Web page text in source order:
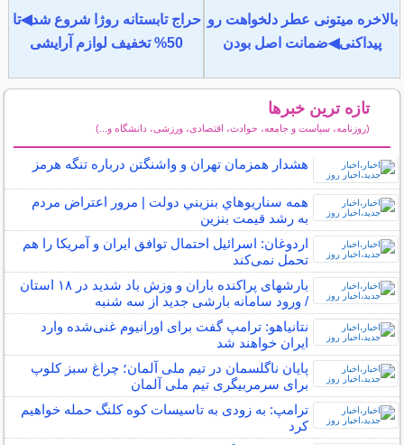
بالاخره میتونی عطر دلخواهت رو
پیداکنی◀ضمانت اصل بودن
حراج تابستانه روژا شروع شد◀تا
50% تخفیف لوازم آرایشی
تازه ترین خبرها
(روزنامه، سیاست و جامعه، حوادث، اقتصادی، ورزشی، دانشگاه و...)
هشدار همزمان تهران و واشنگتن درباره تنگه هرمز
همه سناريوهاي بنزيني دولت | مرور اعتراض مردم
به رشد قيمت بنزين
اردوغان: اسرائیل احتمال توافق ایران و آمریکا را هم
تحمل نمی‌کند
بارشهای پراکنده باران و وزش باد شدید در ۱۸ استان
/ ورود سامانه بارشی جدید از سه شنبه
نتانیاهو: ترامپ گفت برای اورانیوم غنی‌شده وارد
ایران خواهند شد
پایان ناگلسمان در تیم ملی آلمان؛ چراغ سبز کلوپ
برای سرمربیگری تیم ملی آلمان
ترامپ: به زودی به تاسیسات کوه کلنگ حمله خواهیم
کرد